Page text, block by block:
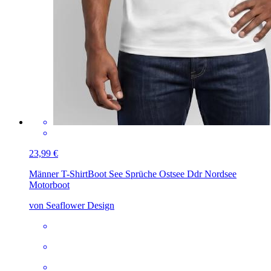
23,99 €
Männer T-ShirtBoot See Sprüche Ostsee Ddr Nordsee
Motorboot
von Seaflower Design